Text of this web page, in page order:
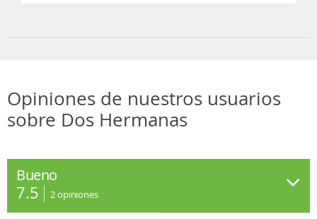
Opiniones de nuestros usuarios
sobre Dos Hermanas
Bueno
7.5 2opiniones